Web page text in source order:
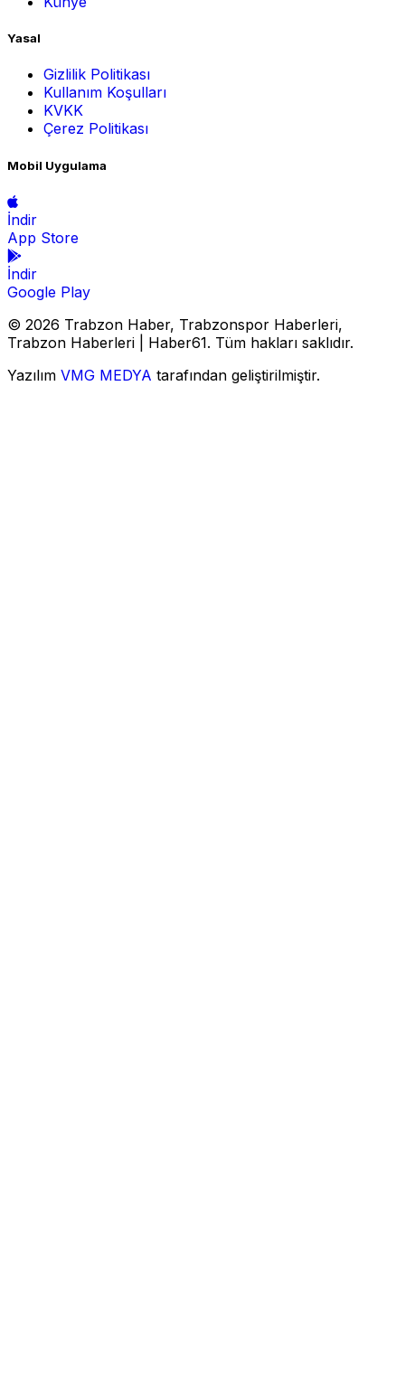
Yasal
Gizlilik Politikası
Kullanım Koşulları
KVKK
Çerez Politikası
Mobil Uygulama
İndir
App Store
İndir
Google Play
© 2026 Trabzon Haber, Trabzonspor Haberleri,
Trabzon Haberleri | Haber61. Tüm hakları saklıdır.
Yazılım VMG MEDYA tarafından geliştirilmiştir.